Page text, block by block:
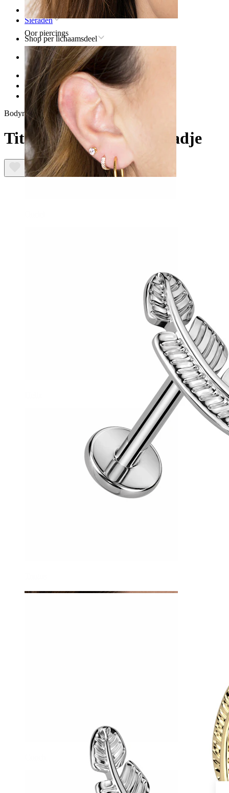
Oor piercings
Home
Sieraden
Shop per lichaamsdeel
Oor
Helix
Titanium sieraden voor helixpiercings
Titanium labret met blaadje
Bodymod Trend
Titanium labret met blaadje